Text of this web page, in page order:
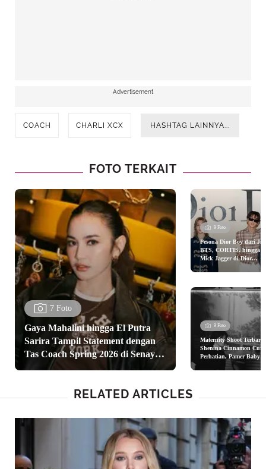
Advertisement
COACH CHARLI XCX HASHTAG LAINNYA...
FOTO TERKAIT
7 Foto
Gaya Mahalini hingga El Putra
Sarira Tampil Statement dengan
Tas Coach Spring 2026 di Senayan
City Jakarta
9 Foto
Pesona Dior Boy dari
BTS, CORTIS, hingga
Mick Jagger di Dior
Menswear Spring/
9 Foto
Maternity Shoot Terbaru
Shenina Cinnamon Curi
Perhatian, Pamer Baby
Bump dengan Sheer
RELATED ARTICLES